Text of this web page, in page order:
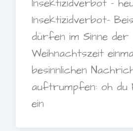
Insektizidverbot –
Insektizidverbot-
dürfen im Sinne der
Weihnachtszeit
besinnlichen
auftrumpfen: oh du
ein